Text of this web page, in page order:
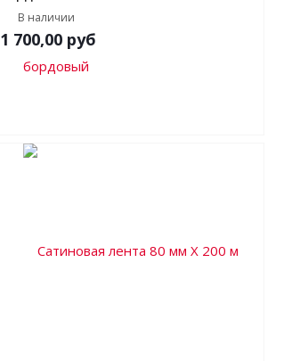
В наличии
1 700,00 руб